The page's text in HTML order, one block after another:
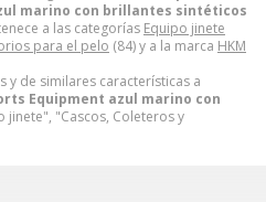
marino con brillantes sintéticos
a las categorías Equipo jinete
para el pelo (84) y a la marca HKM
y de similares características a
Equipment azul marino con
jinete", "Cascos, Coleteros y